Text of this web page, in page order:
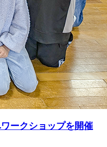
ークショップを開催